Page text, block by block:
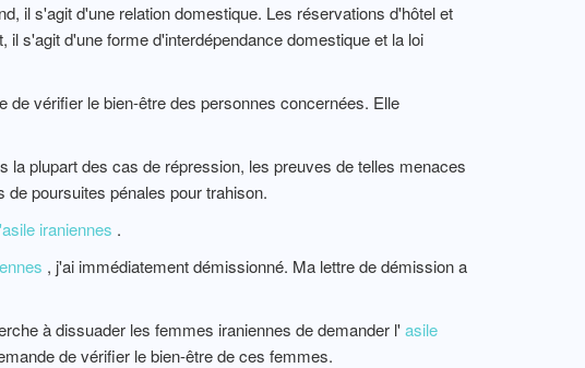
il s'agit d'une relation domestique. Les réservations d'hôtel et
s'agit d'une forme d'interdépendance domestique et la loi
de vérifier le bien-être des personnes concernées. Elle
plupart des cas de répression, les preuves de telles menaces
poursuites pénales pour trahison.
iraniennes .
, j'ai immédiatement démissionné. Ma lettre de démission a
à dissuader les femmes iraniennes de demander l'asile
de vérifier le bien-être de ces femmes.